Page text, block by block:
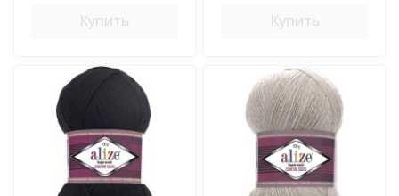
Купить Купить